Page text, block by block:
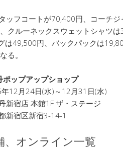
ッフコートが70,400円、コーチ
クルーネックスウェットシャツ
は49,500円、バックパックは
る。
ポップアップショップ
12月24日(水)～12月31日(水)
新宿店 本館1F ザ・ステージ
新宿区新宿3-14-1
、オンライン一覧